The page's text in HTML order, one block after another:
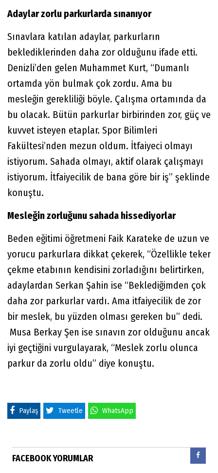
Adaylar zorlu parkurlarda sınanıyor
Sınavlara katılan adaylar, parkurların
beklediklerinden daha zor olduğunu ifade etti.
Denizli’den gelen Muhammet Kurt, “Dumanlı
ortamda yön bulmak çok zordu. Ama bu
mesleğin gerekliliği böyle. Çalışma ortamında da
bu olacak. Bütün parkurlar birbirinden zor, güç ve
kuvvet isteyen etaplar. Spor Bilimleri
Fakültesi’nden mezun oldum. İtfaiyeci olmayı
istiyorum. Sahada olmayı, aktif olarak çalışmayı
istiyorum. İtfaiyecilik de bana göre bir iş” şeklinde
konuştu.
Mesleğin zorluğunu sahada hissediyorlar
Beden eğitimi öğretmeni Faik Karateke de uzun ve
yorucu parkurlara dikkat çekerek, “Özellikle teker
çekme etabının kendisini zorladığını belirtirken,
adaylardan Serkan Şahin ise “Beklediğimden çok
daha zor parkurlar vardı. Ama itfaiyecilik de zor
bir meslek, bu yüzden olması gereken bu” dedi.
Musa Berkay Şen ise sınavın zor olduğunu ancak
iyi geçtiğini vurgulayarak, “Meslek zorlu olunca
parkur da zorlu oldu” diye konuştu.
Paylaş Tweetle WhatsApp
FACEBOOK YORUMLAR